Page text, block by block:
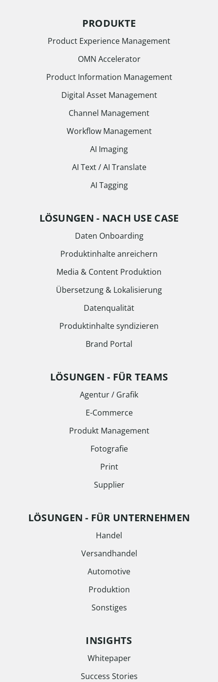
PRODUKTE
Product Experience Management
OMN Accelerator
Product Information Management
Digital Asset Management
Channel Management
Workflow Management
AI Imaging
AI Text / AI Translate
AI Tagging
LÖSUNGEN - NACH USE CASE
Daten Onboarding
Produktinhalte anreichern
Media & Content Produktion
Übersetzung & Lokalisierung
Datenqualität
Produktinhalte syndizieren
Brand Portal
LÖSUNGEN - FÜR TEAMS
Agentur / Grafik
E-Commerce
Produkt Management
Fotografie
Print
Supplier
LÖSUNGEN - FÜR UNTERNEHMEN
Handel
Versandhandel
Automotive
Produktion
Sonstiges
INSIGHTS
Whitepaper
Success Stories